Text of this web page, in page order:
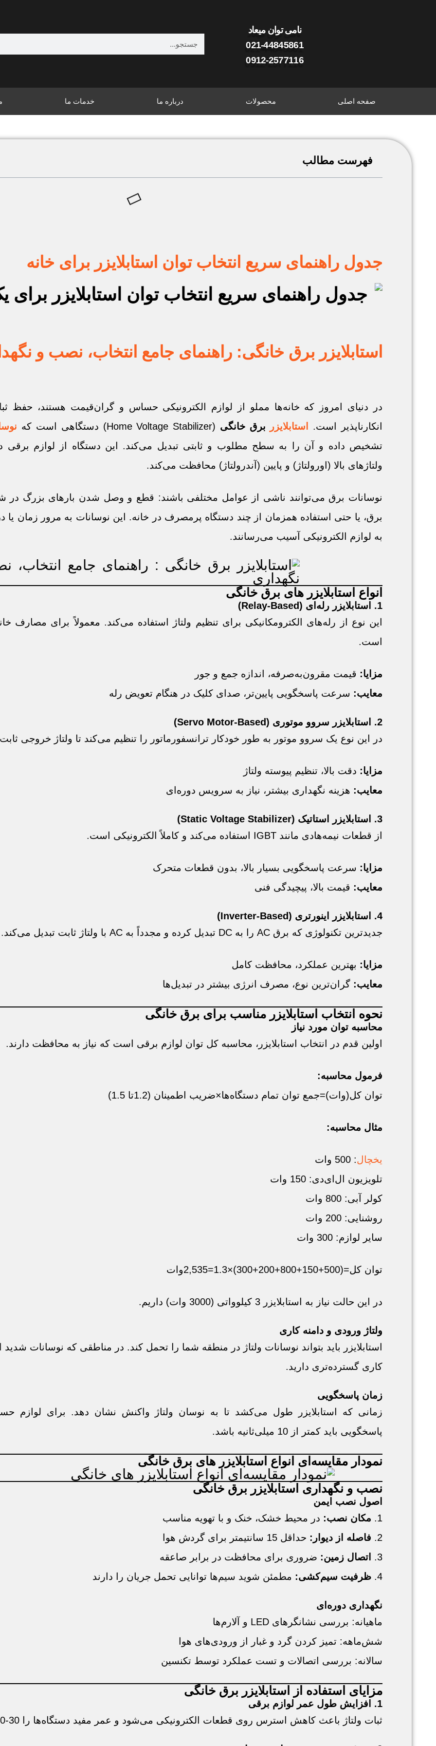
نامی توان میعاد
021-44845861
0912-2577116
صفحه اصلی محصولات درباره ما خدمات ما
فهرست مطالب
جدول راهنمای سریع انتخاب توان استابلایزر برای خانه
استابلایزر برق خانگی: راهنمای جامع انتخاب، نصب و
در دنیای امروز که خانه‌ها مملو از لوازم الکترونیکی حساس و گران‌قیمت هستند،
انکارناپذیر است.
استابلایزر برق خانگی (Home Voltage Stabilizer) دستگاهی است که
تشخیص داده و آن را به سطح مطلوب و ثابتی تبدیل می‌کند. این دستگاه از لوازم برقی
ولتاژهای بالا (اورولتاژ) و پایین (آندرولتاژ) محافظت می‌کند.
نوسانات برق می‌توانند ناشی از عوامل مختلفی باشند: قطع و وصل شدن بارهای بزرگ در
برق، یا حتی استفاده همزمان از چند دستگاه پرمصرف در خانه. این نوسانات به مرور زمان
به لوازم الکترونیکی آسیب می‌رسانند.
انواع استابلایزر های برق خانگی
1. استابلایزر رله‌ای (Relay-Based)
این نوع از رله‌های الکترومکانیکی برای تنظیم ولتاژ استفاده می‌کند. معمولاً برای
است.
مزایا: قیمت مقرون‌به‌صرفه، اندازه جمع و جور
معایب: سرعت پاسخگویی پایین‌تر، صدای کلیک در هنگام تعویض رله
2. استابلایزر سروو موتوری (Servo Motor-Based)
در این نوع یک سروو موتور به طور خودکار ترانسفورماتور را تنظیم می‌کند تا ولتاژ خروجی ثابت
مزایا: دقت بالا، تنظیم پیوسته ولتاژ
معایب: هزینه نگهداری بیشتر، نیاز به سرویس دوره‌ای
3. استابلایزر استاتیک (Static Voltage Stabilizer)
از قطعات نیمه‌هادی مانند IGBT استفاده می‌کند و کاملاً الکترونیکی است.
مزایا: سرعت پاسخگویی بسیار بالا، بدون قطعات متحرک
معایب: قیمت بالا، پیچیدگی فنی
4. استابلایزر اینورتری (Inverter-Based)
جدیدترین تکنولوژی که برق AC را به DC تبدیل کرده و مجدداً به AC با ولتاژ ثابت تبدیل می‌کند.
مزایا: بهترین عملکرد، محافظت کامل
معایب: گران‌ترین نوع، مصرف انرژی بیشتر در تبدیل‌ها
نحوه انتخاب استابلایزر مناسب برای برق خانگی
محاسبه توان مورد نیاز
اولین قدم در انتخاب استابلایزر، محاسبه کل توان لوازم برقی است که نیاز به محافظت دارند.
فرمول محاسبه:
توان کل(وات)=جمع توان تمام دستگاه‌ها×ضریب اطمینان (1.2تا 1.5)
مثال محاسبه:
یخچال: 500 وات
تلویزیون ال‌ای‌دی: 150 وات
کولر آبی: 800 وات
روشنایی: 200 وات
سایر لوازم: 300 وات
توان کل=(500+150+800+200+300)×1.3=2,535وات
در این حالت نیاز به استابلایزر 3 کیلوواتی (3000 وات) داریم.
ولتاژ ورودی و دامنه کاری
استابلایزر باید بتواند نوسانات ولتاژ در منطقه شما را تحمل کند. در مناطقی که نوسانات شدید
کاری گسترده‌تری دارید.
زمان پاسخگویی
زمانی که استابلایزر طول می‌کشد تا به نوسان ولتاژ واکنش نشان دهد. برای لوازم
پاسخگویی باید کمتر از 10 میلی‌ثانیه باشد.
نمودار مقایسه‌ای انواع استابلایزر های برق خانگی
نصب و نگهداری استابلایزر برق خانگی
اصول نصب ایمن
1.
مکان نصب: در محیط خشک، خنک و با تهویه مناسب
2.
فاصله از دیوار: حداقل 15 سانتیمتر برای گردش هوا
3.
اتصال زمین: ضروری برای محافظت در برابر صاعقه
4. ظرفیت سیم‌کشی: مطمئن شوید سیم‌ها توانایی تحمل جریان را دارند
نگهداری دوره‌ای
ماهیانه: بررسی نشانگرهای LED و آلارم‌ها
شش‌ماهه: تمیز کردن گرد و غبار از ورودی‌های هوا
سالانه: بررسی اتصالات و تست عملکرد توسط تکنسین
مزایای استفاده از استابلایزر برق خانگی
1. افزایش طول عمر لوازم برقی
ثبات ولتاژ باعث کاهش استرس روی قطعات الکترونیکی می‌شود و عمر مفید دستگاه‌ها را 30-40% افزایش می‌دهد.